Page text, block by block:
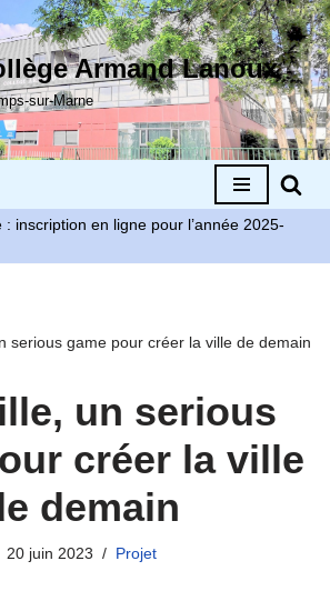
Armand Lanoux
sur-Marne
inscription en ligne pour l’année 2025-
serious game pour créer la ville de demain
un serious
créer la ville
demain
20 juin 2023 Projet